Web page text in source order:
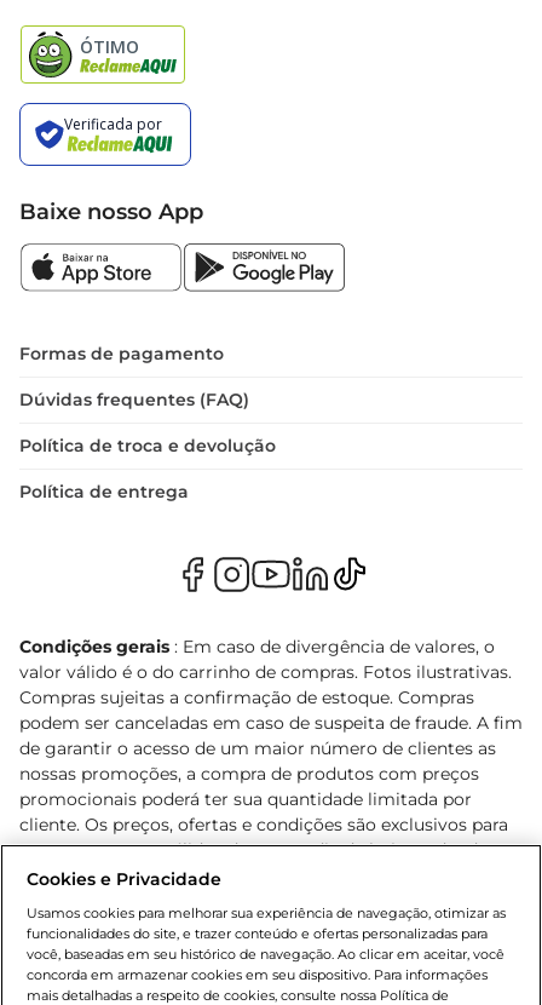
Baixe nosso App
Formas de pagamento
Dúvidas frequentes (FAQ)
Política de troca e devolução
Política de entrega
Condições gerais : Em caso de divergência de valores, o
valor válido é o do carrinho de compras. Fotos ilustrativas.
Compras sujeitas a confirmação de estoque. Compras
podem ser canceladas em caso de suspeita de fraude. A fim
de garantir o acesso de um maior número de clientes as
nossas promoções, a compra de produtos com preços
promocionais poderá ter sua quantidade limitada por
cliente. Os preços, ofertas e condições são exclusivos para
o e-commerce e válidos durante o dia de hoje, podendo
sofrer alterações sem prévia notificação. Proibida a venda
Lei n.º 8069/90, art. 81, inciso II (Estatuto da Criança e do
Adolescente). Preços e condições exclusivos para o
www.bretas.com.br, podendo sofrer alterações sem aviso
Cookies e Privacidade
Usamos cookies para melhorar sua experiência de navegação, otimizar as
funcionalidades do site, e trazer conteúdo e ofertas personalizadas para
você, baseadas em seu histórico de navegação. Ao clicar em aceitar, você
concorda em armazenar cookies em seu dispositivo. Para informações
mais detalhadas a respeito de cookies, consulte nossa Política de